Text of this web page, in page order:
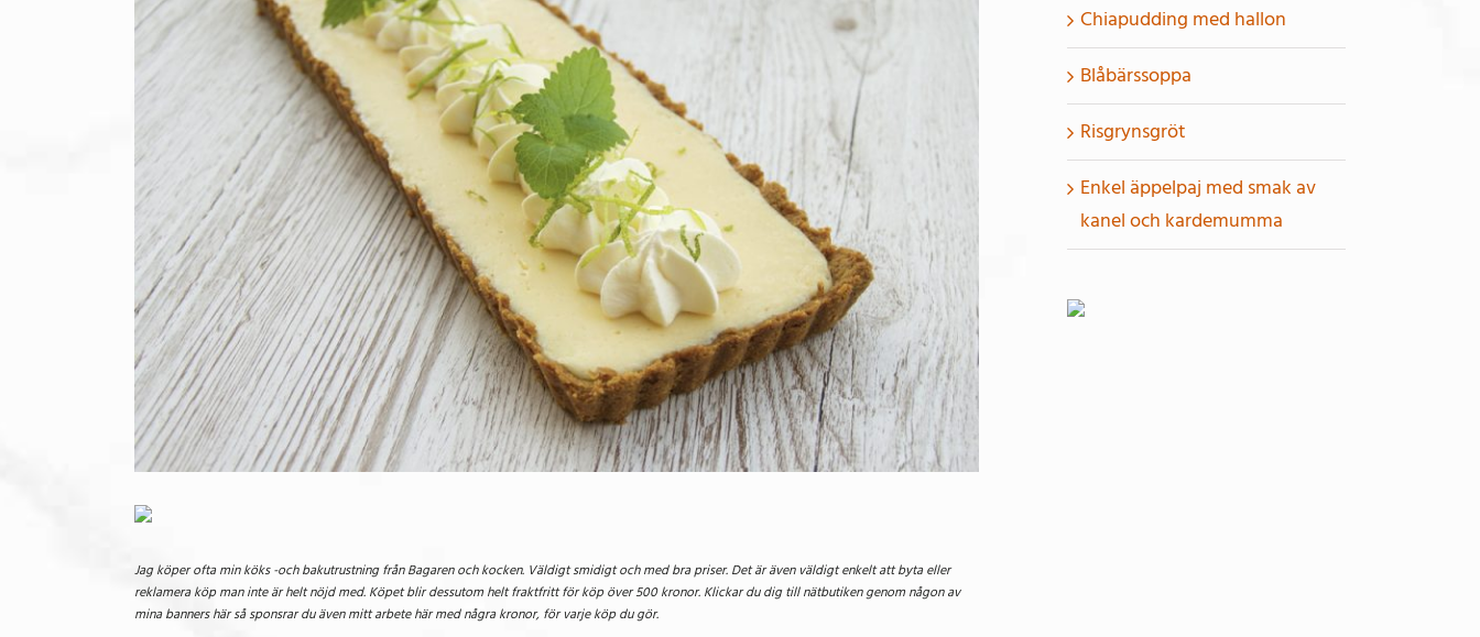
Jag köper ofta min köks -och bakutrustning från Bagaren och kocken. Väldigt smidigt och med bra priser. Det är även väldigt enkelt att byta eller
reklamera köp man inte är helt nöjd med. Köpet blir dessutom helt fraktfritt för köp över 500 kronor. Klickar du dig till nätbutiken genom någon av
mina banners här så sponsrar du även mitt arbete här med några kronor, för varje köp du gör.
Chiapudding med hallon
Blåbärssoppa
Risgrynsgröt
Enkel äppelpaj med smak av
kanel och kardemumma